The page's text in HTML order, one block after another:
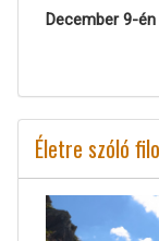
December 9-
Életre szóló